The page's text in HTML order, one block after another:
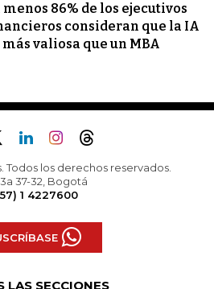
menos 86% de los ejecutivos
consideran que la IA
más valiosa que un MBA
Todos los derechos reservados.
37-32, Bogotá
1 4227600
LAS SECCIONES